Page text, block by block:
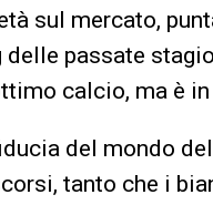
sul mercato,
delle passate
calcio, ma è
del mondo
tanto che i